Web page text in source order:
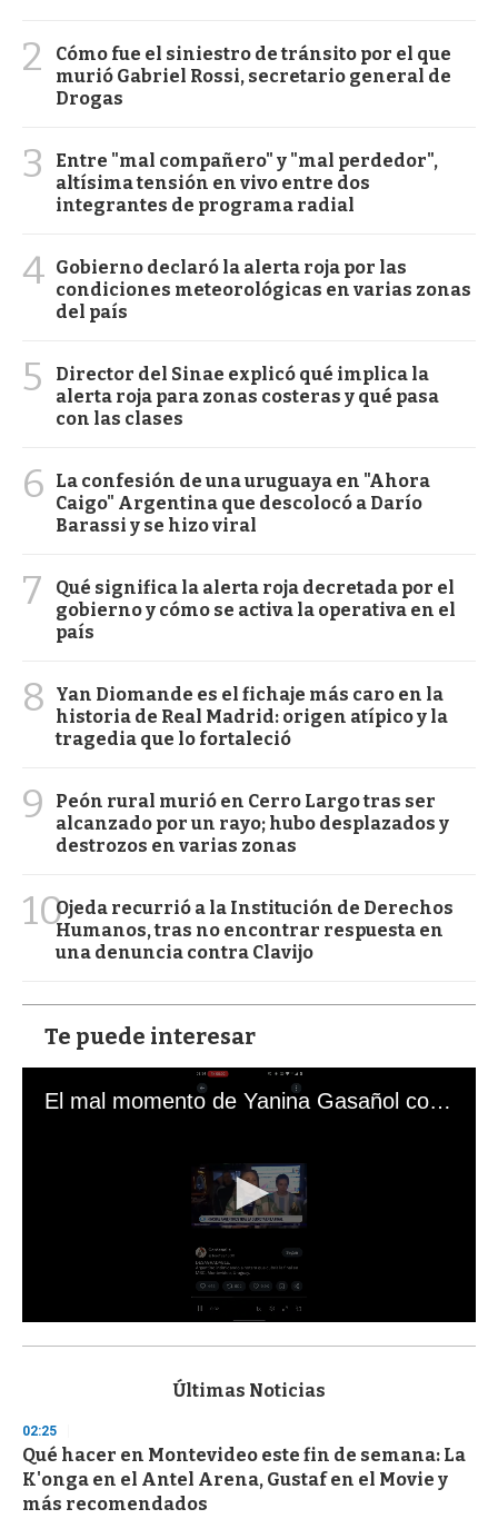
2
Cómo fue el siniestro de tránsito por el que
murió Gabriel Rossi, secretario general de
Drogas
3
Entre "mal compañero" y "mal perdedor",
altísima tensión en vivo entre dos
integrantes de programa radial
4 Gobierno declaró la alerta roja por las
condiciones meteorológicas en varias zonas
del país
5
Director del Sinae explicó qué implica la
alerta roja para zonas costeras y qué pasa
con las clases
6
La confesión de una uruguaya en "Ahora
Caigo" Argentina que descolocó a Darío
Barassi y se hizo viral
7
Qué significa la alerta roja decretada por el
gobierno y cómo se activa la operativa en el
país
8
Yan Diomande es el fichaje más caro en la
historia de Real Madrid: origen atípico y la
tragedia que lo fortaleció
9
Peón rural murió en Cerro Largo tras ser
alcanzado por un rayo; hubo desplazados y
destrozos en varias zonas
10Ojeda recurrió a la Institución de Derechos
Humanos, tras no encontrar respuesta en
una denuncia contra Clavijo
Te puede interesar
El mal momento de Yanina Gasañol con un hincha argentino en "Subrayado"
s
d
s
o
f
3
Últimas Noticias
02:25
Qué hacer en Montevideo este fin de semana: La
K'onga en el Antel Arena, Gustaf en el Movie y
más recomendados